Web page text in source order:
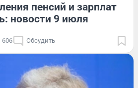
пенсий и зарплат
новости 9 июля
606 Обсудить